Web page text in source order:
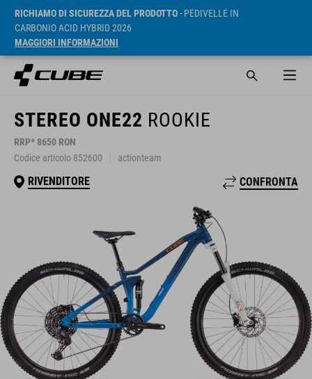
RICHIAMO DI SICUREZZA DEL PRODOTTO- PEDIVELLE IN
CARBONIO ACID HYBRID 2026
MAGGIORI INFORMAZIONI
STEREO ONE22 ROOKIE
RRP* 8650 RON
Codice articolo 852600
actionteam
RIVENDITORE CONFRONTA